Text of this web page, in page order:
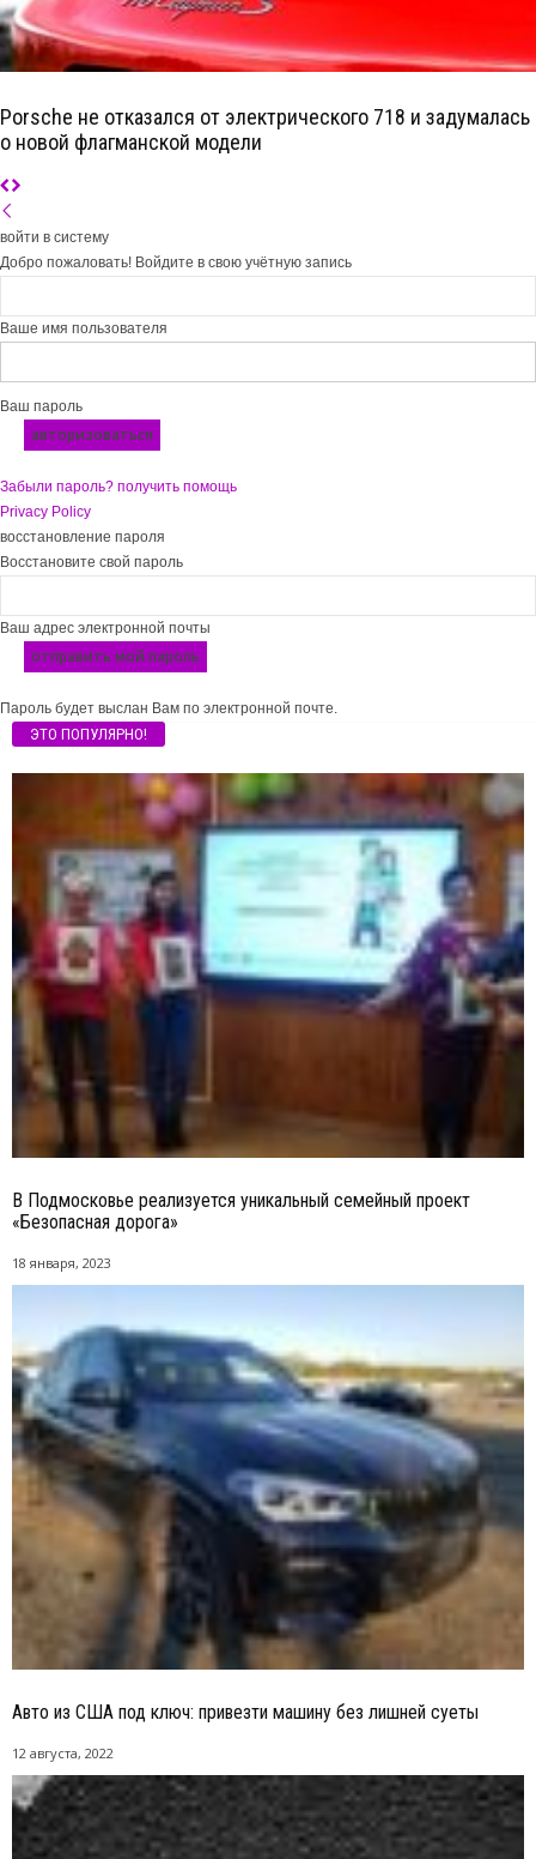
Porsche не отказался от электрического 718 и задумалась
о новой флагманской модели
войти в систему
Добро пожаловать! Войдите в свою учётную запись
Ваше имя пользователя
Ваш пароль
Забыли пароль? получить помощь
Privacy Policy
восстановление пароля
Восстановите свой пароль
Ваш адрес электронной почты
Пароль будет выслан Вам по электронной почте.
ЭТО ПОПУЛЯРНО!
В Подмосковье реализуется уникальный семейный проект
«Безопасная дорога»
18 января, 2023
Авто из США под ключ: привезти машину без лишней суеты
12 августа, 2022